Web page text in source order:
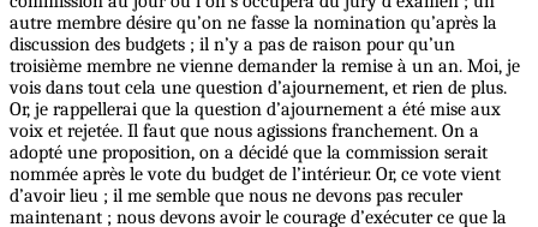
autre membre désire qu’on ne fasse la nomination qu’après la
discussion des budgets ; il n’y a pas de raison pour qu’un
troisième membre ne vienne demander la remise à un an. Moi, je
vois dans tout cela une question d’ajournement, et rien de plus.
Or, je rappellerai que la question d’ajournement a été mise aux
voix et rejetée. Il faut que nous agissions franchement. On a
adopté une proposition, on a décidé que la commission serait
nommée après le vote du budget de l’intérieur. Or, ce vote vient
d’avoir lieu ; il me semble que nous ne devons pas reculer
maintenant ; nous devons avoir le courage d’exécuter ce que la